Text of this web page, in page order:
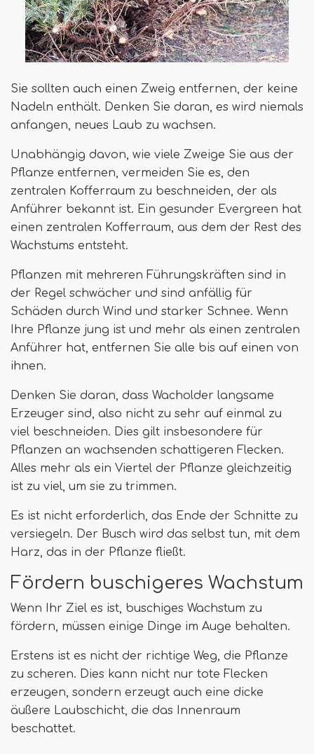
Sie sollten auch einen Zweig entfernen, der keine
Nadeln enthält. Denken Sie daran, es wird niemals
anfangen, neues Laub zu wachsen.
Unabhängig davon, wie viele Zweige Sie aus der
Pflanze entfernen, vermeiden Sie es, den
zentralen Kofferraum zu beschneiden, der als
Anführer bekannt ist. Ein gesunder Evergreen hat
einen zentralen Kofferraum, aus dem der Rest des
Wachstums entsteht.
Pflanzen mit mehreren Führungskräften sind in
der Regel schwächer und sind anfällig für
Schäden durch Wind und starker Schnee. Wenn
Ihre Pflanze jung ist und mehr als einen zentralen
Anführer hat, entfernen Sie alle bis auf einen von
ihnen.
Denken Sie daran, dass Wacholder langsame
Erzeuger sind, also nicht zu sehr auf einmal zu
viel beschneiden. Dies gilt insbesondere für
Pflanzen an wachsenden schattigeren Flecken.
Alles mehr als ein Viertel der Pflanze gleichzeitig
ist zu viel, um sie zu trimmen.
Es ist nicht erforderlich, das Ende der Schnitte zu
versiegeln. Der Busch wird das selbst tun, mit dem
Harz, das in der Pflanze fließt.
Fördern buschigeres Wachstum
Wenn Ihr Ziel es ist, buschiges Wachstum zu
fördern, müssen einige Dinge im Auge behalten.
Erstens ist es nicht der richtige Weg, die Pflanze
zu scheren. Dies kann nicht nur tote Flecken
erzeugen, sondern erzeugt auch eine dicke
äußere Laubschicht, die das Innenraum
beschattet.